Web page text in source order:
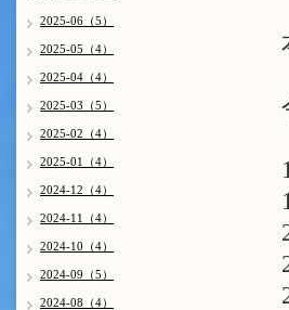
2025-06（5）
2025-05（4）
2025-04（4）
2025-03（5）
2025-02（4）
2025-01（4）
2024-12（4）
2024-11（4）
2024-10（4）
2024-09（5）
2024-08（4）